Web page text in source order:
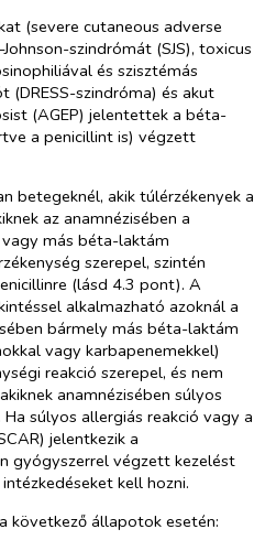
(severe cutaneous adverse
szindrómát (SJS), toxicus
és szisztémás
(DRESS-szindróma) és akut
(AGEP) jelentettek a béta-
a penicillint is) végzett
betegeknél, akik túlérzékenyek a
az anamnézisében a
más béta-laktám
szerepel, szintén
(lásd 4.3 pont). A
alkalmazható azoknál a
bármely más béta-laktám
vagy karbapenemekkel)
reakció szerepel, és nem
anamnézisében súlyos
súlyos allergiás reakció vagy a
jelentkezik a
gyógyszerrel végzett kezelést
kell hozni.
következő állapotok esetén: